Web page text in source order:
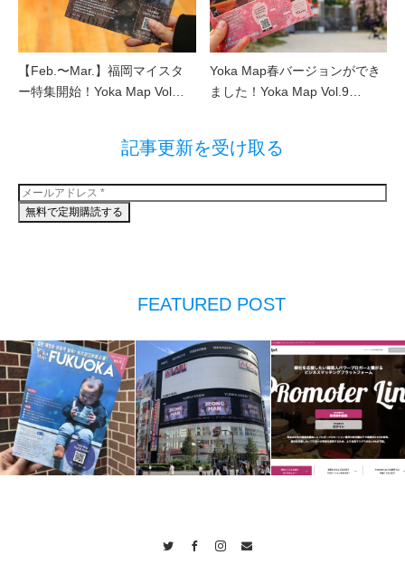
【Feb.〜Mar.】福岡マイスタ
ー特集開始！Yoka Map Vol…
Yoka Map春バージョンができ
ました！Yoka Map Vol.9…
記事更新を受け取る
FEATURED POST